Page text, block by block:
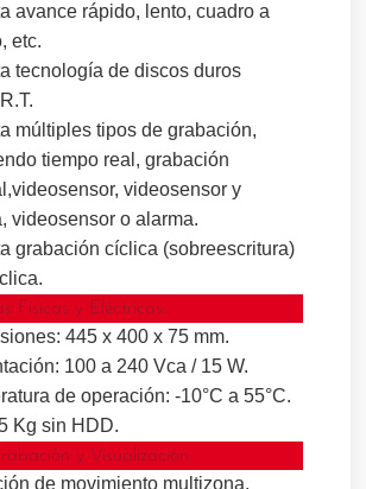
avance rápido, lento, cuadro a
etc.
tecnología de discos duros
múltiples tipos de grabación,
tiempo real, grabación
videosensor y
videosensor o alarma.
grabación cíclica (sobreescritura)
Físicas y Eléctricas:
445 x 400 x 75 mm.
100 a 240 Vca / 15 W.
de operación: -10°C a 55°C.
Kg sin HDD.
y Visualización:
de movimiento multizona.